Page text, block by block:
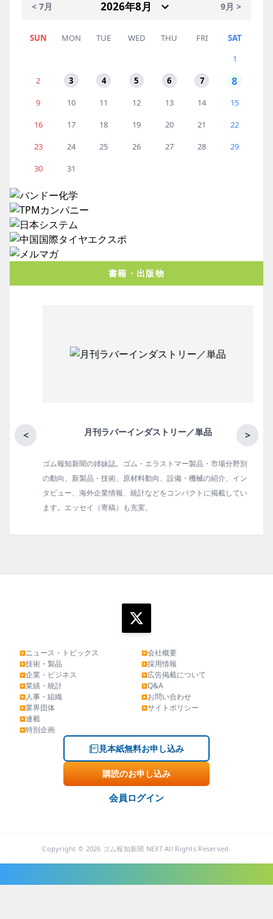
< 7月 9月 >
SUN MON TUE WED THU FRI
SAT
1
2
3 4 5 6 7 8
9 10 11 12 13 14
15
16
17 18 19 20 21
22
23
24 25 26 27 28
29
30
31
書籍・出版物
< >
月刊ラバーインダストリー／単品
ゴム報知新聞の姉妹誌。ゴム・エラストマー製品・市場分野別
の動向、新製品・技術、原材料動向、設備・機械の紹介、イン
タビュー、海外企業情報、統計などをコンパクトに掲載してい
ます。エッセイ（寄稿）も充実。
▶ニュース・トピックス
▶技術・製品
▶企業・ビジネス
▶業績・統計
▶人事・組織
▶業界団体
▶連載
▶特別企画
▶会社概要
▶採用情報
▶広告掲載について
▶Q&A
▶お問い合わせ
▶サイトポリシー
見本紙無料お申し込み
購読のお申し込み
会員ログイン
Copyright © 2026 ゴム報知新聞 NEXT All Rights Reserved.